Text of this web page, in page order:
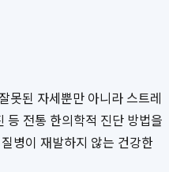
못된 자세뿐만 아니라 스트레
등 전통 한의학적 진단 방법을
병이 재발하지 않는 건강한